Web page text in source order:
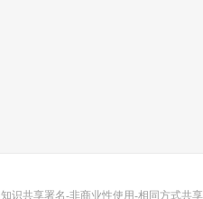
知识共享署名-非商业性使用-相同方式共